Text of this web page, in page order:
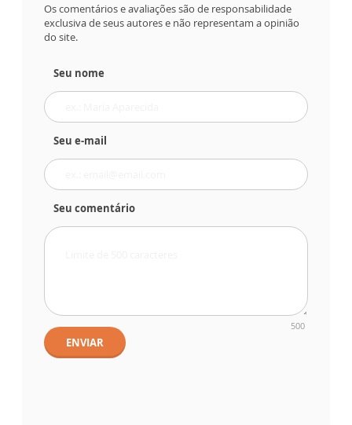
Os comentários e avaliações são de responsabilidade
exclusiva de seus autores e não representam a opinião
do site.
Seu nome
Seu e-mail
Seu comentário
500
ENVIAR